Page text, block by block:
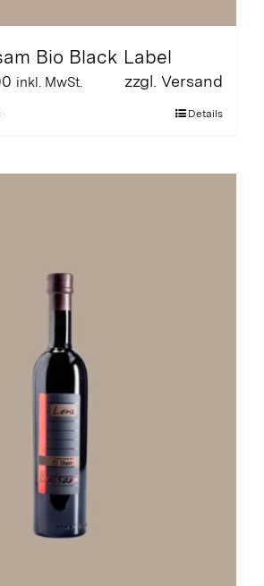
Bio Black Label
Preisspanne:
inkl. MwSt. zzgl. Versand
Optionen
können
Produktseite
werden
Details